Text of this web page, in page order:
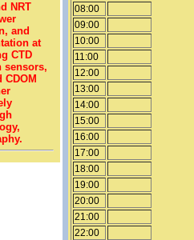
NRT
and
at
CTD
sensors,
08:00
09:00
10:00
11:00
12:00
13:00
14:00
15:00
16:00
17:00
18:00
19:00
20:00
21:00
22:00